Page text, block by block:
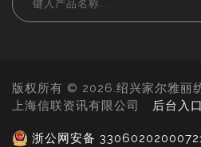
版权所有 © 2026.绍兴家尔雅丽
上海信联资讯有限公司 后台入口
浙公网安备